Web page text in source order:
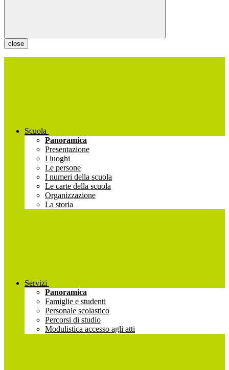
close
Scuola
Panoramica
Presentazione
I luoghi
Le persone
I numeri della scuola
Le carte della scuola
Organizzazione
La storia
Servizi
Panoramica
Famiglie e studenti
Personale scolastico
Percorsi di studio
Modulistica accesso agli atti